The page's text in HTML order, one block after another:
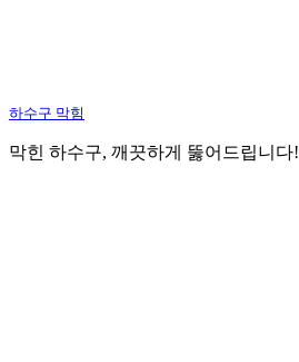
하수구 막힘
막힌 하수구, 깨끗하게 뚫어드립니다!